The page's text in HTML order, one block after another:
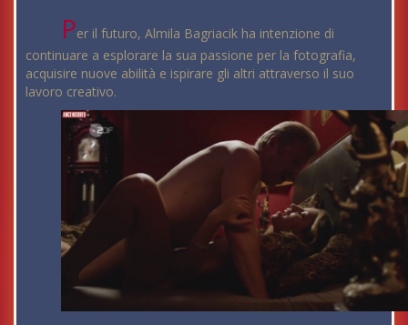
Per il futuro, Almila Bagriacik ha intenzione di
continuare a esplorare la sua passione per la fotografia,
acquisire nuove abilità e ispirare gli altri attraverso il suo
lavoro creativo.